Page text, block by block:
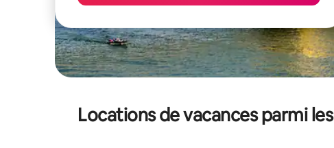
Locations de vacances parmi